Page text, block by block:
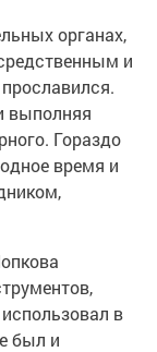
органах,
и
выполняя
Гораздо
время и
в
был и